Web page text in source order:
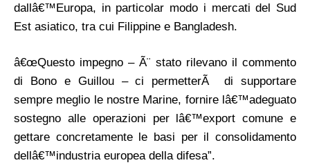
dallâ€™Europa, in particolar modo i mercati del Sud
Est asiatico, tra cui Filippine e Bangladesh.
â€œQuesto impegno – Ã¨ stato rilevano il commento
di Bono e Guillou – ci permetterÃ di supportare
sempre meglio le nostre Marine, fornire lâ€™adeguato
sostegno alle operazioni per lâ€™export comune e
gettare concretamente le basi per il consolidamento
dellâ€™industria europea della difesa”.